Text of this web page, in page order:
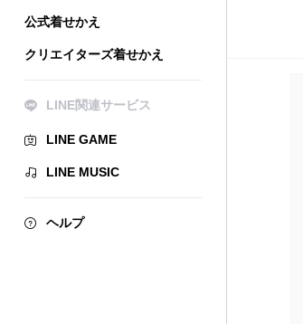
公式着せかえ
クリエイターズ着せかえ
LINE関連サービス
LINE GAME
LINE MUSIC
ヘルプ